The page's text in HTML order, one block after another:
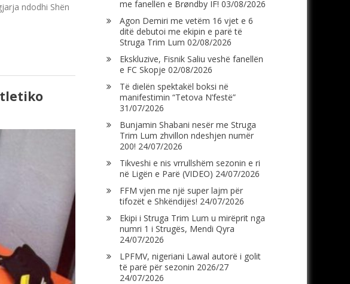
ndodhi Shën
me fanellën e Brøndby IF! 03/08/2026
Agon Demiri me vetëm 16 vjet e 6
ditë debutoi me ekipin e parë të
Struga Trim Lum 02/08/2026
Ekskluzive, Fisnik Saliu veshë fanellën
e FC Skopje 02/08/2026
Të dielën spektakël boksi në
manifestimin “Tetova N’festë”
31/07/2026
Bunjamin Shabani nesër me Struga
Trim Lum zhvillon ndeshjen numër
200! 24/07/2026
Tikveshi e nis vrrullshëm sezonin e ri
në Ligën e Parë (VIDEO) 24/07/2026
FFM vjen me një super lajm për
tifozët e Shkëndijës! 24/07/2026
Ekipi i Struga Trim Lum u mirëprit nga
numri 1 i Strugës, Mendi Qyra
24/07/2026
LPFMV, nigeriani Lawal autorë i golit
të parë për sezonin 2026/27
24/07/2026